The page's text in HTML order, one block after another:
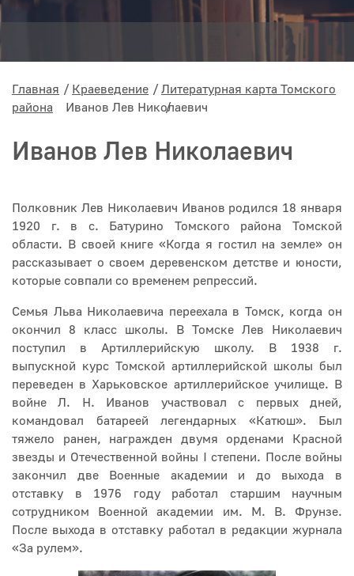
Главная Краеведение
Литературная карта Томского
района
Иванов Лев Николаевич
Иванов Лев Николаевич
Полковник Лев Николаевич Иванов родился 18 января
1920 г. в с. Батурино Томского района Томской
области. В своей книге «Когда я гостил на земле» он
рассказывает о своем деревенском детстве и юности,
которые совпали со временем репрессий.
Семья Льва Николаевича переехала в Томск, когда он
окончил 8 класс школы. В Томске Лев Николаевич
поступил в Артиллерийскую школу. В 1938 г.
выпускной курс Томской артиллерийской школы был
переведен в Харьковское артиллерийское училище. В
войне Л. Н. Иванов участвовал с первых дней,
командовал батареей легендарных «Катюш». Был
тяжело ранен, награжден двумя орденами Красной
звезды и Отечественной войны I степени. После войны
закончил две Военные академии и до выхода в
отставку в 1976 году работал старшим научным
сотрудником Военной академии им. М. В. Фрунзе.
После выхода в отставку работал в редакции журнала
«За рулем».